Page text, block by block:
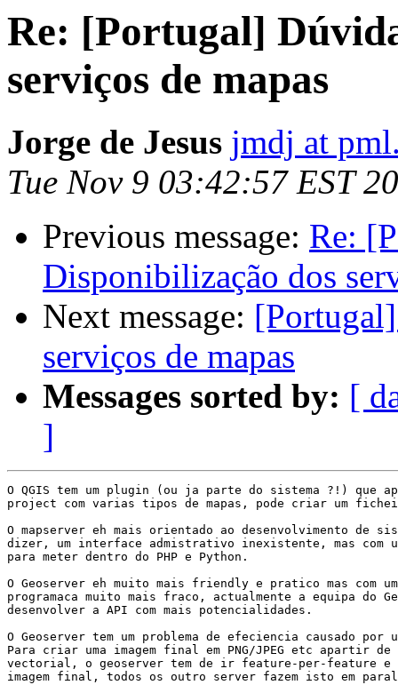
Re: [Portugal]
serviços de mapas
Jorge de Jesus jmdj at
Tue Nov 9 03:42:57 EST
Previous message: Re:
Disponibilização dos
Next message:
serviços de mapas
Messages sorted by: [
]
O QGIS tem um plugin (ou ja parte do sistema ?!) que
project com varias tipos de mapas, pode criar um
O mapserver eh mais orientado ao desenvolvimento de
dizer, um interface admistrativo inexistente, mas com
para meter dentro do PHP e Python.
O Geoserver eh muito mais friendly e pratico mas com
programaca muito mais fraco, actualmente a equipa do
desenvolver a API com mais potencialidades.
O Geoserver tem um problema de efeciencia causado por
Para criar uma imagem final em PNG/JPEG etc apartir de
vectorial, o geoserver tem de ir feature-per-feature e
imagem final, todos os outro server fazem isto em